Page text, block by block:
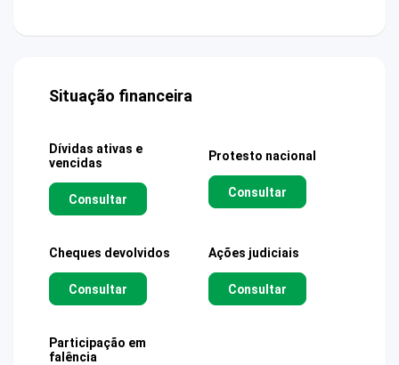
Situação financeira
Dívidas ativas e
vencidas
Consultar
Protesto nacional
Consultar
Cheques devolvidos
Consultar
Ações judiciais
Consultar
Participação em
falência